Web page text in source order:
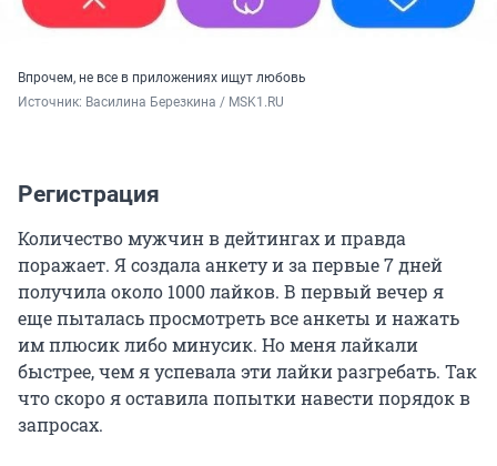
Впрочем, не все в приложениях ищут любовь
Источник: Василина Березкина / MSK1.RU
Регистрация
Количество мужчин в дейтингах и правда
поражает. Я создала анкету и за первые 7 дней
получила около 1000 лайков. В первый вечер я
еще пыталась просмотреть все анкеты и нажать
им плюсик либо минусик. Но меня лайкали
быстрее, чем я успевала эти лайки разгребать. Так
что скоро я оставила попытки навести порядок в
запросах.